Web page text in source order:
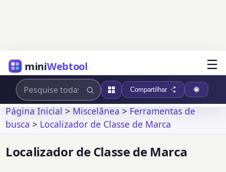
miniWebtool ☰
Compartilhar
Página Inicial>Miscelânea>Ferramentas de
busca > Localizador de Classe de Marca
Localizador de Classe de Marca